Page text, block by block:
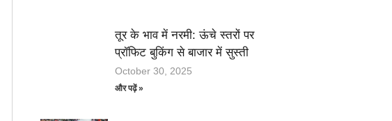
तूर के भाव में नरमी: ऊंचे स्तरों पर
प्रॉफिट बुकिंग से बाजार में सुस्ती
October 30, 2025
और पढ़ें »